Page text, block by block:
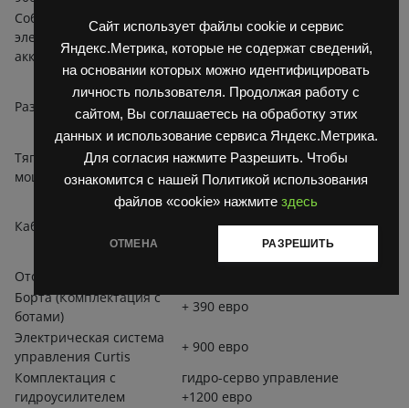
Сайт использует файлы cookie и сервис
Яндекс.Метрика, которые не содержат сведений,
на основании которых можно идентифицировать
личность пользователя. Продолжая работу с
сайтом, Вы соглашаетесь на обработку этих
данных и использование сервиса Яндекс.Метрика.
Для согласия нажмите Разрешить. Чтобы
ознакомится с нашей Политикой использования
файлов «cookie» нажмите здесь
ОТМЕНА РАЗРЕШИТЬ
Собственная масса
электрокара с
аккумулятором акб
кг 1880
Размеры шин
передние
23х5 (630х155)
пневматические
23х5 (630х155)
пневматические
Тяговый двигатель,
мощность (S2-60 мин.)
kW Электрический 3,6
Кабина
Металлическая, зеркало
стеклоочиститель. +1 900
Отопитель
Борта (Комплектация с
ботами)
+ 390 евро
Электрическая система
управления Сurtis
+ 900 евро
Комплектация с
гидроусилителем
гидро-серво управление
+1200 евро